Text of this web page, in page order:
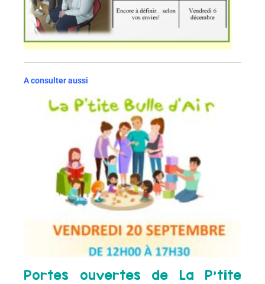
A consulter aussi
Portes ouvertes de La P’tite